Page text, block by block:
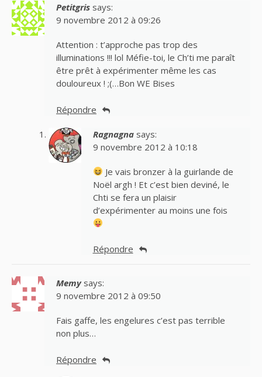
Petitgris says:
9 novembre 2012 à 09:26
Attention : t’approche pas trop des
illuminations !!! lol Méfie-toi, le Ch’ti me paraît
être prêt à expérimenter même les cas
douloureux ! ;(…Bon WE Bises
Répondre
Ragnagna says:
9 novembre 2012 à 10:18
Je vais bronzer à la guirlande de
Noël argh ! Et c’est bien deviné, le
Chti se fera un plaisir
d’expérimenter au moins une fois
Répondre
Memy says:
9 novembre 2012 à 09:50
Fais gaffe, les engelures c’est pas terrible
non plus…
Répondre